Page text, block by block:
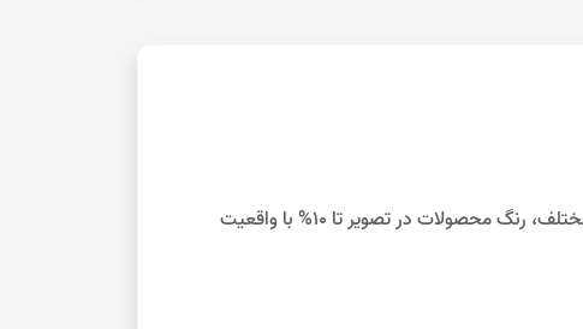
با توجه به تفاوت نمایش رنگ‌ها در صفحه نمایش دستگاه‌های مختلف، رنگ محصولات در تصویر تا 10% با واقعیت